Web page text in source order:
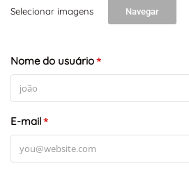
+-
Selecionar imagens Navegar
Nome do usuário*
E-mail*